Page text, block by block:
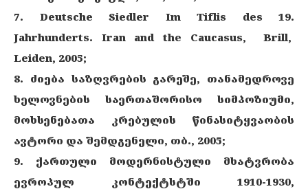
7. Deutsche Siedler Im Tiflis des 19.
Jahrhunderts. Iran and the Caucasus, Brill,
Leiden, 2005;
8. ძიება საზღვრების გარეშე, თანამედროვე
ხელოვნების საერთაშორისო სიმპოზიუმი,
მოხსენებათა კრებულის წინასიტყვაობის
ავტორი და შემდგენელი, თბ., 2005;
9. ქართული მოდერნისტული მხატვრობა
ევროპულ კონტექტსტში 1910-1930,